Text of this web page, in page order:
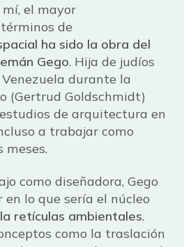
el mayor
de
ha sido la obra del
Gego. Hija de judíos
durante la
(Gertrud Goldschmidt)
de arquitectura en
a trabajar como
meses.
como diseñadora, Gego
lo que sería el núcleo
la retículas ambientales.
como la traslación